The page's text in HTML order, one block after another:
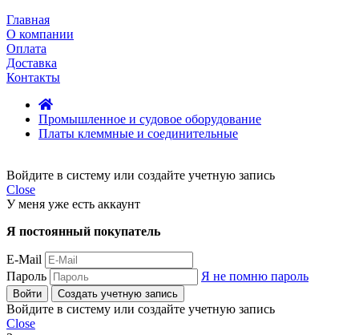
Главная
О компании
Оплата
Доставка
Контакты
Промышленное и судовое оборудование
Платы клеммные и соединительные
Войдите в систему или создайте учетную запись
Close
У меня уже есть аккаунт
Я постоянный покупатель
E-Mail
Пароль
Я не помню пароль
Войти Создать учетную запись
Войдите в систему или создайте учетную запись
Close